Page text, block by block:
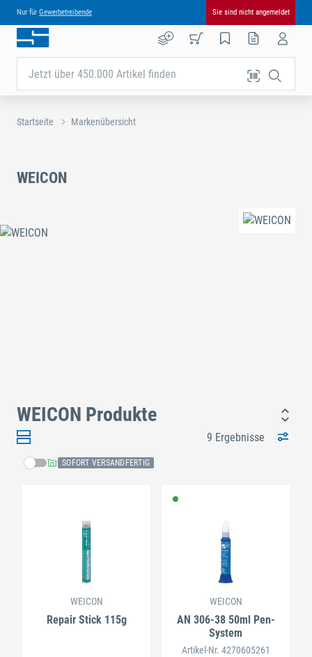
Nur für Gewerbetreibende Sie sind nicht angemeldet
Jetzt über 450.000 Artikel finden
Startseite Markenübersicht
WEICON
WEICON Produkte
9 Ergebnisse
SOFORT VERSANDFERTIG
WEICON
Repair Stick 115g
WEICON
AN 306-38 50ml Pen-
System
Artikel-Nr. 4270605261